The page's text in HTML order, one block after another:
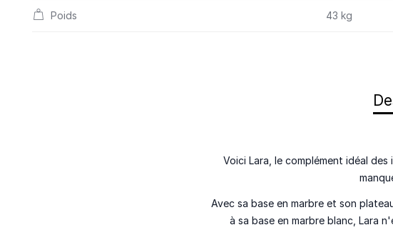
Poids 43 kg
Voici Lara, le complément idéal des
Avec sabase en marbre et son
à sabase en marbre blanc , Lara